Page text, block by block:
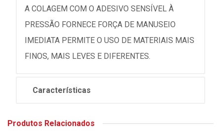
A COLAGEM COM O ADESIVO SENSÍVEL À
PRESSÃO FORNECE FORÇA DE MANUSEIO
IMEDIATA PERMITE O USO DE MATERIAIS MAIS
FINOS, MAIS LEVES E DIFERENTES.
Características
Produtos Relacionados